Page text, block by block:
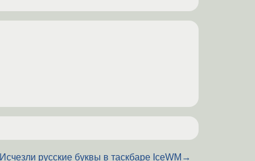
Исчезли русские буквы в таскбаре IceWM →